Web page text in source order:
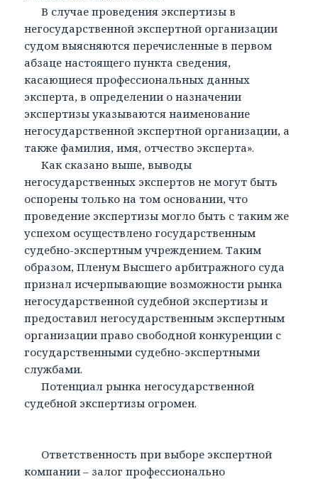
В случае проведения экспертизы в
негосударственной экспертной организации
судом выясняются перечисленные в первом
абзаце настоящего пункта сведения,
касающиеся профессиональных данных
эксперта, в определении о назначении
экспертизы указываются наименование
негосударственной экспертной организации, а
также фамилия, имя, отчество эксперта».
Как сказано выше, выводы
негосударственных экспертов не могут быть
оспорены только на том основании, что
проведение экспертизы могло быть с таким же
успехом осуществлено государственным
судебно-экспертным учреждением. Таким
образом, Пленум Высшего арбитражного суда
признал исчерпывающие возможности рынка
негосударственной судебной экспертизы и
предоставил негосударственным экспертным
организации право свободной конкуренции с
государственными судебно-экспертными
службами.
Потенциал рынка негосударственной
судебной экспертизы огромен.
Ответственность при выборе экспертной
компании – залог профессионально